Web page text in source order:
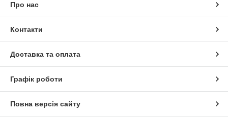
Про нас
Контакти
Доставка та оплата
Графік роботи
Повна версія сайту